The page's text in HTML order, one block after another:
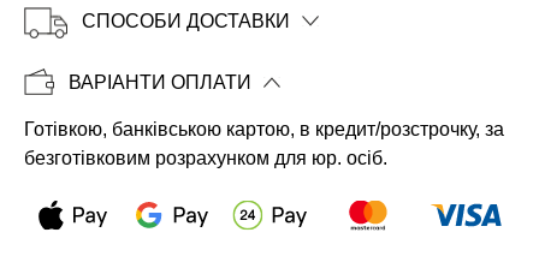
Копіювати
СПОСОБИ ДОСТАВКИ
ВАРІАНТИ ОПЛАТИ
Готівкою, банківською картою, в кредит/розстрочку, за
безготівковим розрахунком для юр. осіб.